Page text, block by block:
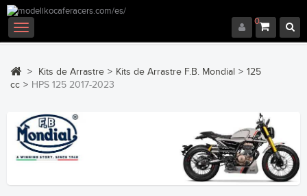
0
Navegación
Toggle
> Kits de Arrastre > Kits de Arrastre F.B. Mondial > 125
cc > HPS 125 2017-2023